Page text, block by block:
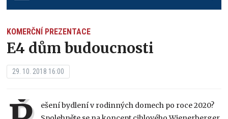
KOMERČNÍ PREZENTACE
E4 dům budoucnosti
29. 10. 2018 16:00
ešení bydlení v rodinných domech po roce 2020?